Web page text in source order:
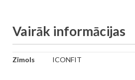
Vairāk informācijas
Vairāk
Zīmols ICONFIT